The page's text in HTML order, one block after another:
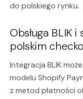
do polskiego rynku.
Obsługa BLIK
polskim
Integracja BLIK
modelu Shopify
z metod płatności